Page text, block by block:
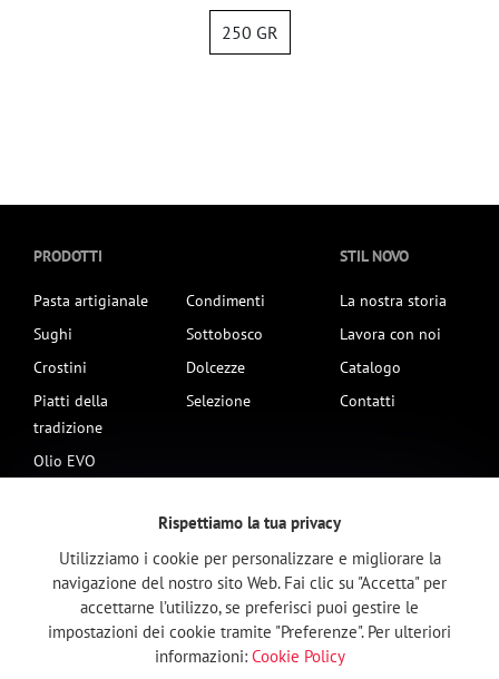
250 GR
PRODOTTI
Pasta artigianale
Sughi
Crostini
Piatti della
tradizione
Olio EVO
Condimenti
Sottobosco
Dolcezze
Selezione
STIL NOVO
La nostra storia
Lavora con noi
Catalogo
Contatti
ISCRIVITI ALLA NEWSLETTER
Iscriviti alla nostra newsletter per rimanere sempre aggiornato sulle novità
Stil Novo.
Rispettiamo la tua privacy
Utilizziamo i cookie per personalizzare e migliorare la
navigazione del nostro sito Web. Fai clic su "Accetta" per
accettarne l’utilizzo, se preferisci puoi gestire le
impostazioni dei cookie tramite "Preferenze". Per ulteriori
informazioni: Cookie Policy